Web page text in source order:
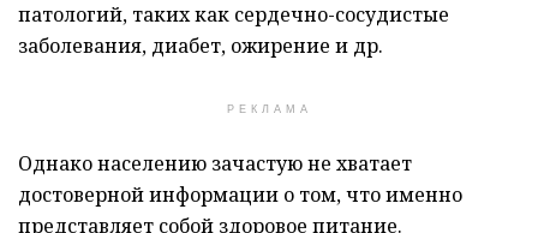
патологий, таких как сердечно-сосудистые
заболевания, диабет, ожирение и др.
РЕКЛАМА
Однако населению зачастую не хватает
достоверной информации о том, что именно
представляет собой здоровое питание.